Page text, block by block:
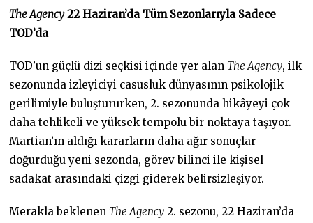
The Agency22 Haziran’da Tüm Sezonlarıyla Sadece
TOD’da
TOD’un güçlü dizi seçkisi içinde yer alan The Agency, ilk
sezonunda izleyiciyi casusluk dünyasının psikolojik
gerilimiyle buluştururken, 2. sezonunda hikâyeyi çok
daha tehlikeli ve yüksek tempolu bir noktaya taşıyor.
Martian’ın aldığı kararların daha ağır sonuçlar
doğurduğu yeni sezonda, görev bilinci ile kişisel
sadakat arasındaki çizgi giderek belirsizleşiyor.
Merakla beklenen The Agency 2. sezonu, 22 Haziran’da